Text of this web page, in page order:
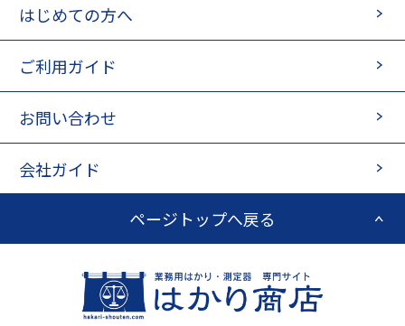
はじめての方へ
ご利用ガイド
お問い合わせ
会社ガイド
ページトップへ戻る